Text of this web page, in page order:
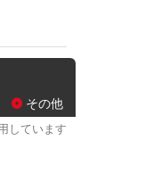
その他
しています